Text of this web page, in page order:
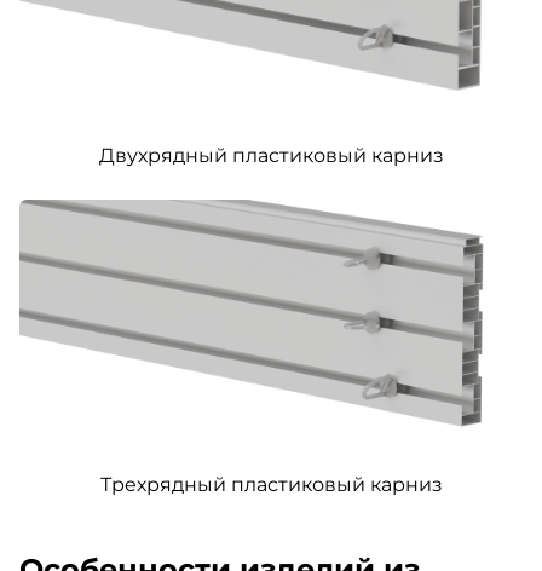
Двухрядный пластиковый карниз
Трехрядный пластиковый карниз